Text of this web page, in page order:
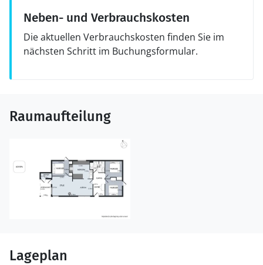
Neben- und Verbrauchskosten
Die aktuellen Verbrauchskosten finden Sie im
nächsten Schritt im Buchungsformular.
Raumaufteilung
Lageplan